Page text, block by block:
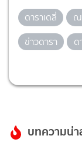
ดาราเดลี่ ณ
ข่าวดารา
ด
บทความน่